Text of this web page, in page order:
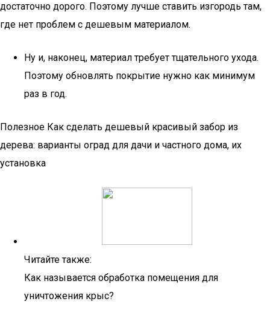
достаточно дорого. Поэтому лучше ставить изгородь там,
где нет проблем с дешевым материалом.
Ну и, наконец, материал требует тщательного ухода.
Поэтому обновлять покрытие нужно как минимум
раз в год.
Полезное Как сделать дешевый красивый забор из
дерева: варианты оград для дачи и частного дома, их
установка
Читайте также:
Как называется обработка помещения для
уничтожения крыс?